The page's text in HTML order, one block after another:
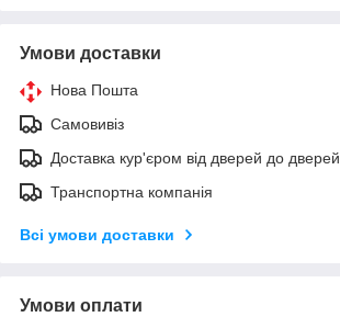
Умови доставки
Нова Пошта
Самовивіз
Доставка кур'єром від дверей до дверей
Транспортна компанія
Всі умови доставки
Умови оплати